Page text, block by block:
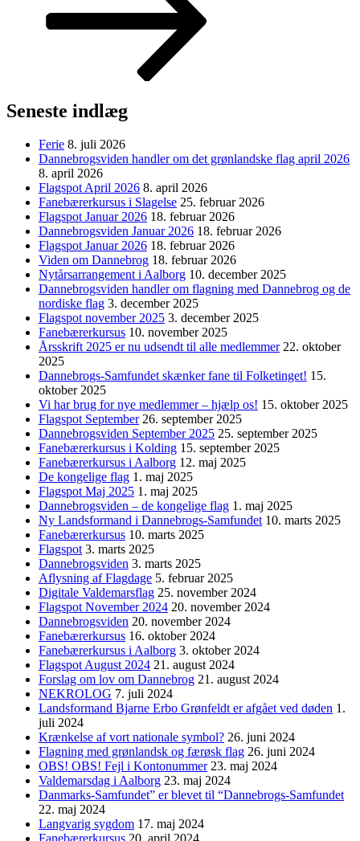
Seneste indlæg
Ferie 8. juli 2026
Dannebrogsviden handler om det grønlandske flag april 2026
8. april 2026
Flagspot April 2026 8. april 2026
Fanebærerkursus i Slagelse 25. februar 2026
Flagspot Januar 2026 18. februar 2026
Dannebrogsviden Januar 2026 18. februar 2026
Flagspot Januar 2026 18. februar 2026
Viden om Dannebrog 18. februar 2026
Nytårsarrangement i Aalborg 10. december 2025
Dannebrogsviden handler om flagning med Dannebrog og de
nordiske flag 3. december 2025
Flagspot november 2025 3. december 2025
Fanebærerkursus 10. november 2025
Årsskrift 2025 er nu udsendt til alle medlemmer 22. oktober
2025
Dannebrogs-Samfundet skænker fane til Folketinget! 15.
oktober 2025
Vi har brug for nye medlemmer – hjælp os! 15. oktober 2025
Flagspot September 26. september 2025
Dannebrogsviden September 2025 25. september 2025
Fanebærerkursus i Kolding 15. september 2025
Fanebærerkursus i Aalborg 12. maj 2025
De kongelige flag 1. maj 2025
Flagspot Maj 2025 1. maj 2025
Dannebrogsviden – de kongelige flag 1. maj 2025
Ny Landsformand i Dannebrogs-Samfundet 10. marts 2025
Fanebærerkursus 10. marts 2025
Flagspot 3. marts 2025
Dannebrogsviden 3. marts 2025
Aflysning af Flagdage 5. februar 2025
Digitale Valdemarsflag 25. november 2024
Flagspot November 2024 20. november 2024
Dannebrogsviden 20. november 2024
Fanebærerkursus 16. oktober 2024
Fanebærerkursus i Aalborg 3. oktober 2024
Flagspot August 2024 21. august 2024
Forslag om lov om Dannebrog 21. august 2024
NEKROLOG 7. juli 2024
Landsformand Bjarne Erbo Grønfeldt er afgået ved døden 1.
juli 2024
Krænkelse af vort nationale symbol? 26. juni 2024
Flagning med grønlandsk og færøsk flag 26. juni 2024
OBS! OBS! Fejl i Kontonummer 23. maj 2024
Valdemarsdag i Aalborg 23. maj 2024
Danmarks-Samfundet” er blevet til “Dannebrogs-Samfundet
22. maj 2024
Langvarig sygdom 17. maj 2024